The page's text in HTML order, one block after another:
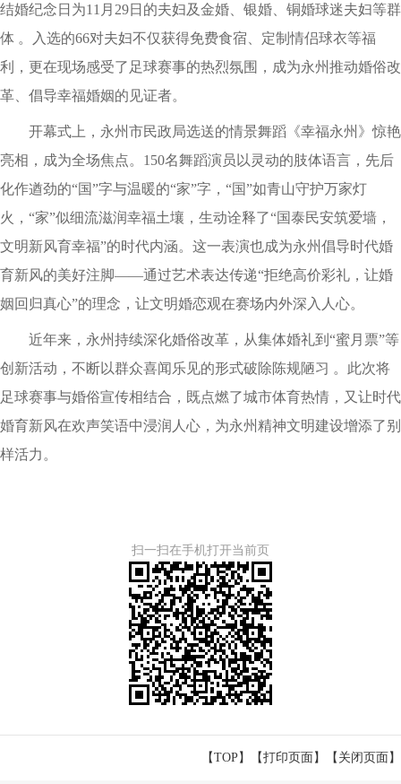
结婚纪念日为11月29日的夫妇及金婚、银婚、铜婚球迷夫妇等群
体 。入选的66对夫妇不仅获得免费食宿、定制情侣球衣等福
利，更在现场感受了足球赛事的热烈氛围，成为永州推动婚俗改
革、倡导幸福婚姻的见证者。
开幕式上，永州市民政局选送的情景舞蹈《幸福永州》惊艳
亮相，成为全场焦点。150名舞蹈演员以灵动的肢体语言，先后
化作遒劲的“国”字与温暖的“家”字，“国”如青山守护万家灯
火，“家”似细流滋润幸福土壤，生动诠释了“国泰民安筑爱墙，
文明新风育幸福”的时代内涵。这一表演也成为永州倡导时代婚
育新风的美好注脚——通过艺术表达传递“拒绝高价彩礼，让婚
姻回归真心”的理念，让文明婚恋观在赛场内外深入人心。
近年来，永州持续深化婚俗改革，从集体婚礼到“蜜月票”等
创新活动，不断以群众喜闻乐见的形式破除陈规陋习 。此次将
足球赛事与婚俗宣传相结合，既点燃了城市体育热情，又让时代
婚育新风在欢声笑语中浸润人心，为永州精神文明建设增添了别
样活力。
扫一扫在手机打开当前页
【TOP】 【打印页面】【 关闭页面】